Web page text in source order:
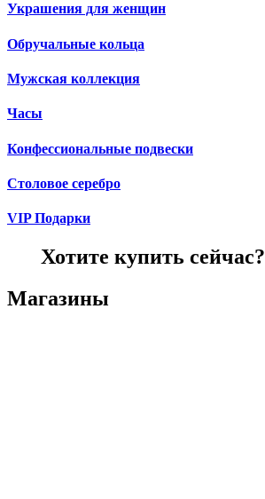
Украшения для женщин
Обручальные кольца
Мужская коллекция
Часы
Конфессиональные подвески
Столовое серебро
VIP Подарки
Хотите купить сейчас?
Магазины